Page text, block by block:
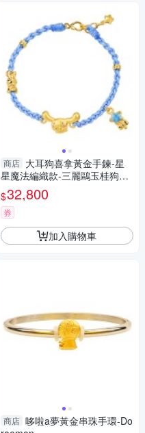
商店 大耳狗喜拿黃金手鍊-星
星魔法編織款-三麗鷗玉桂狗Cin
namoroll
$32,800
券
加入購物車
商店 哆啦a夢黃金串珠手環-Do